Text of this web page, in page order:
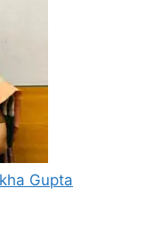
Gupta